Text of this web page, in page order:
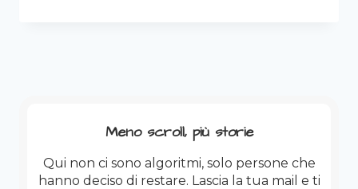
Meno scroll, più storie
Qui non ci sono algoritmi, solo persone che
hanno deciso di restare. Lascia la tua mail e ti